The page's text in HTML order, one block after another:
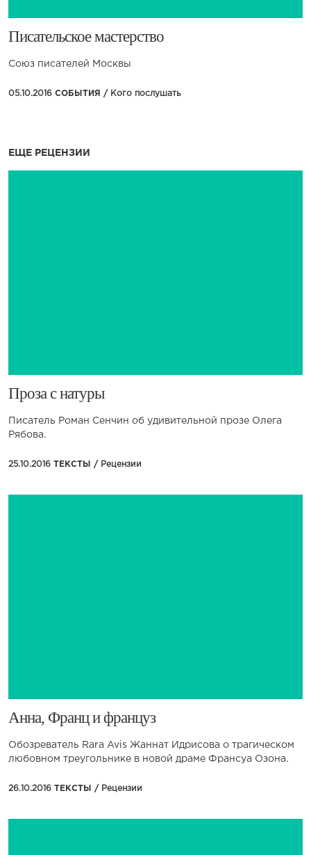
​​Писательское мастерство
Союз писателей Москвы
05.10.2016 СОБЫТИЯ / Кого послушать
ЕЩЕ РЕЦЕНЗИИ
​Проза с натуры
Писатель Роман Сенчин об удивительной прозе Олега
Рябова.
25.10.2016 ТЕКСТЫ / Рецензии
​Анна, Франц и француз
Обозреватель Rara Avis Жаннат Идрисова о трагическом
любовном треугольнике в новой драме Франсуа Озона.
26.10.2016 ТЕКСТЫ / Рецензии